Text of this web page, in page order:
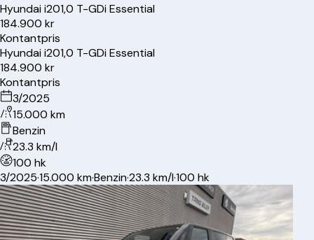
Hyundaii201,0 T-GDi Essential
184.900 kr
Kontantpris
Hyundaii201,0 T-GDi Essential
184.900 kr
Kontantpris
3/2025
15.000 km
Benzin
23.3 km/l
100 hk
3/2025·15.000 km·Benzin·23.3 km/l·100 hk